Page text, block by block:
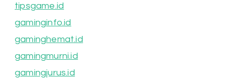
tipsgame.id
gaminginfo.id
gaminghemat.id
gamingmurni.id
gamingjurus.id